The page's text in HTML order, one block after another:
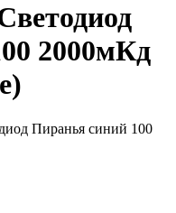
2000мКд